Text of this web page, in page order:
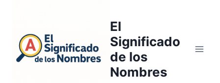
contenido
El
Significado
de los
Nombres